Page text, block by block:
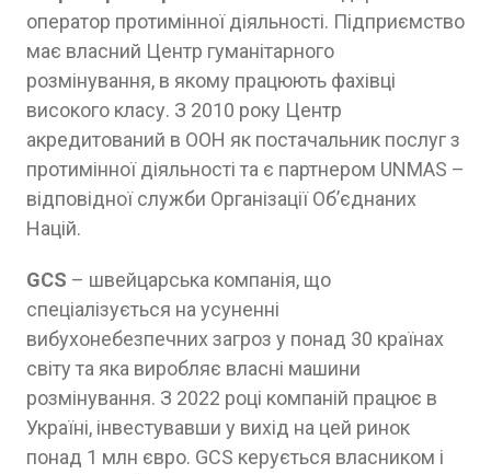
оператор протимінної діяльності. Підприємство
має власний Центр гуманітарного
розмінування, в якому працюють фахівці
високого класу. З 2010 року Центр
акредитований в ООН як постачальник послуг з
протимінної діяльності та є партнером UNMAS –
відповідної служби Організації Об’єднаних
Націй.
GCS – швейцарська компанія, що
спеціалізується на усуненні
вибухонебезпечних загроз у понад 30 країнах
світу та яка виробляє власні машини
розмінування. З 2022 році компаній працює в
Україні, інвестувавши у вихід на цей ринок
понад 1 млн євро. GCS керується власником і